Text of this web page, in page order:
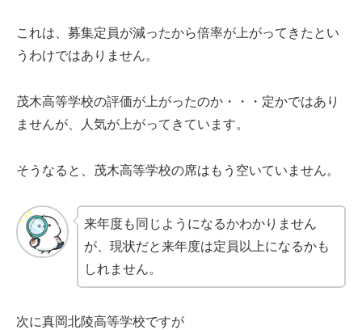
これは、募集定員が減ったから倍率が上がってきたとい
うわけではありません。
茂木高等学校の評価が上がったのか・・・定かではあり
ませんが、人気が上がってきています。
そうなると、茂木高等学校の席はもう空いていません。
来年度も同じようになるかわかりません
が、現状だと来年度は定員以上になるかも
しれません。
次に真岡北陵高等学校ですが